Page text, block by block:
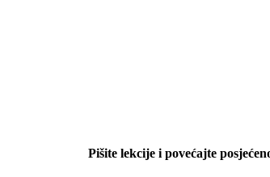
Pišite lekcije i povećajte